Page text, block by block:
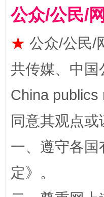
揭批美国五大"
解纷+调解+退费，
公众/公民/
★ 公众/公民/
共传媒、中国
China
同意其观点
一、遵守各
定》。